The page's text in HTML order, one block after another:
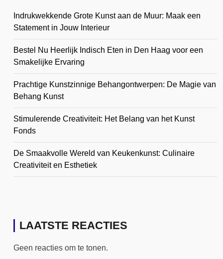
Indrukwekkende Grote Kunst aan de Muur: Maak een
Statement in Jouw Interieur
Bestel Nu Heerlijk Indisch Eten in Den Haag voor een
Smakelijke Ervaring
Prachtige Kunstzinnige Behangontwerpen: De Magie van
Behang Kunst
Stimulerende Creativiteit: Het Belang van het Kunst
Fonds
De Smaakvolle Wereld van Keukenkunst: Culinaire
Creativiteit en Esthetiek
LAATSTE REACTIES
Geen reacties om te tonen.